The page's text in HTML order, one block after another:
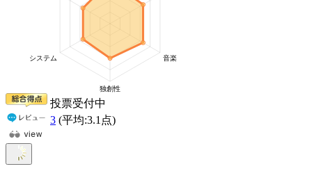
投票受付中
3 (平均:3.1 点)